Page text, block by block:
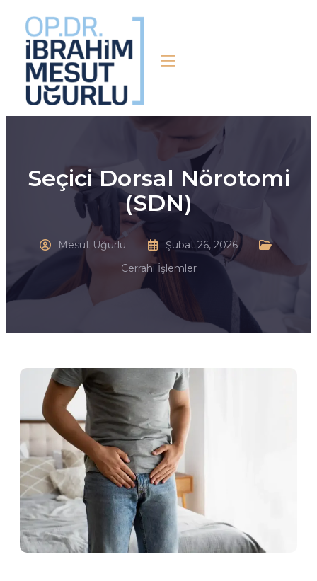
Seçici Dorsal Nörotomi
(SDN)
Mesut Uğurlu
Şubat 26, 2026
Cerrahi İşlemler